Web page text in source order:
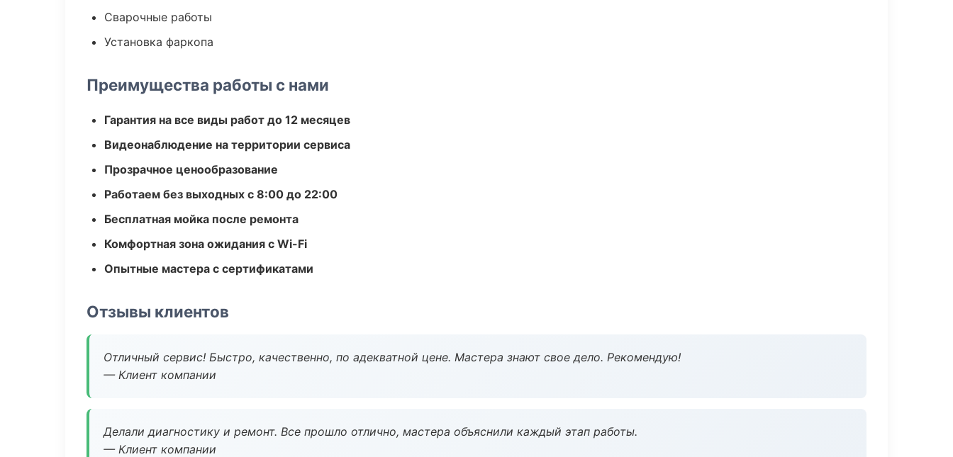
Сварочные работы
Установка фаркопа
Преимущества работы с нами
Гарантия на все виды работ до 12 месяцев
Видеонаблюдение на территории сервиса
Прозрачное ценообразование
Работаем без выходных с 8:00 до 22:00
Бесплатная мойка после ремонта
Комфортная зона ожидания с Wi-Fi
Опытные мастера с сертификатами
Отзывы клиентов
Отличный сервис! Быстро, качественно, по адекватной цене. Мастера знают свое дело. Рекомендую!
— Клиент компании
Делали диагностику и ремонт. Все прошло отлично, мастера объяснили каждый этап работы.
— Клиент компании